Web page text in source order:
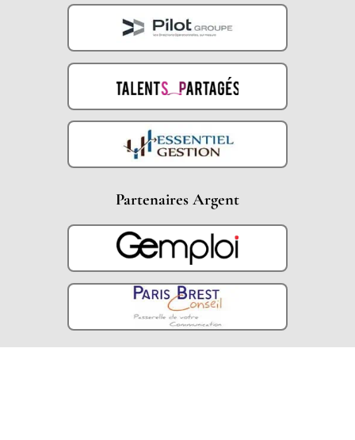
Partenaires Argent